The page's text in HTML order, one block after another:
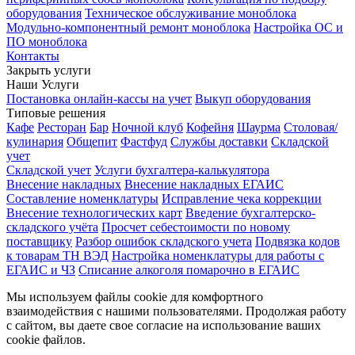
оборудования Техническое обслуживание моноблока
Модульно-компонентный ремонт моноблока Настройка ОС и
ПО моноблока
Контакты
Закрыть услуги
Наши Услуги
Постановка онлайн-кассы на учет Выкуп оборудования
Типовые решения
Кафе Ресторан Бар Ночной клуб Кофейня Шаурма Столовая/
кулинария Общепит Фастфуд Службы доставки Складской
учет
Складской учет Услуги бухгалтера-калькулятора
Внесение накладных Внесение накладных ЕГАИС
Составление номенклатуры Исправление чека коррекции
Внесение технологических карт Введение бухгалтерско-
складского учёта Просчет себестоимости по новому
поставщику Разбор ошибок складского учета Подвязка кодов
к товарам ТН ВЭД Настройка номенклатуры для работы с
ЕГАИС и ЧЗ Списание алкоголя помарочно в ЕГАИС
Мы используем файлы cookie для комфортного
взаимодействия с нашими пользователями. Продолжая работу
с сайтом, вы даете свое согласие на использование ваших
cookie файлов.